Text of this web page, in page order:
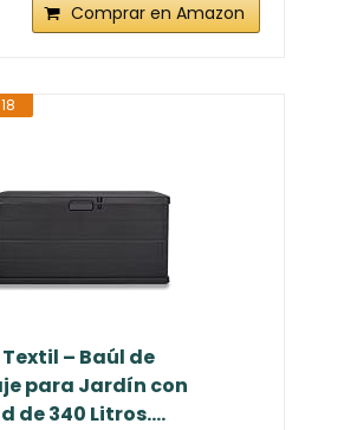
Comprar en Amazon
– Baúl de
para Jardín con
de 340 Litros....